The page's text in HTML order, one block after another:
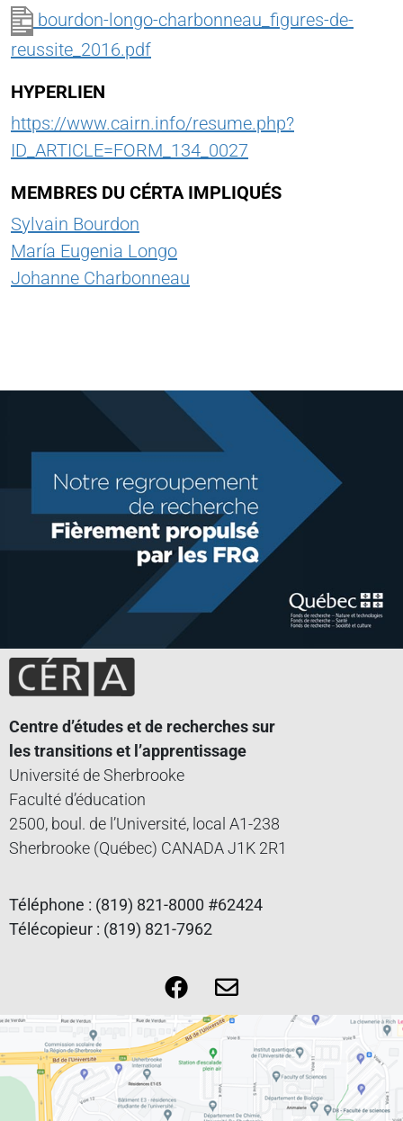
bourdon-longo-charbonneau_figures-de-
reussite_2016.pdf
HYPERLIEN
https://www.cairn.info/resume.php?
ID_ARTICLE=FORM_134_0027
MEMBRES DU CÉRTA IMPLIQUÉS
Sylvain Bourdon
María Eugenia Longo
Johanne Charbonneau
Centre d’études et de recherches sur
les transitions et l’apprentissage
Université de Sherbrooke
Faculté d’éducation
2500, boul. de l’Université, local A1-238
Sherbrooke (Québec) CANADA J1K 2R1
Téléphone : (819) 821-8000 #62424
Télécopieur : (819) 821-7962